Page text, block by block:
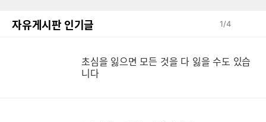
자유게시판 인기글 1/4
초심을 잃으면 모든 것을 다 잃을 수도 있습
니다